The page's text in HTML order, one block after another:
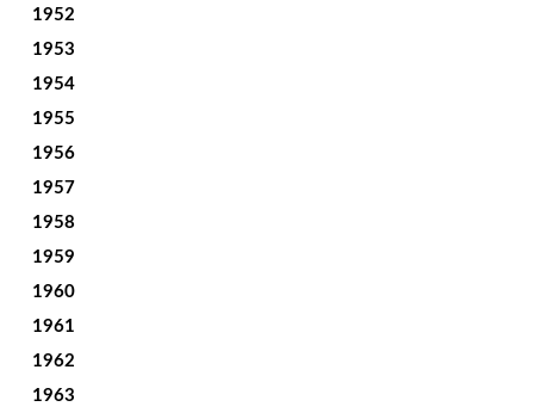
1952
1953
1954
1955
1956
1957
1958
1959
1960
1961
1962
1963